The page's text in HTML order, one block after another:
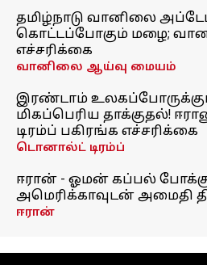
தமிழ்நாடு வானிலை
கொட்டப்போகும் மழை;
எச்சரிக்கை
வானிலை ஆய்வு மையம்
இரண்டாம்
மிகப்பெரிய தாக்குதல்!
டிரம்ப் பகிரங்க எச்சரிக்கை
டொனால்ட் டிரம்ப்
ஈரான் - ஓமன் கப்பல்
அமெரிக்காவுடன் அமைதி
ஈரான்